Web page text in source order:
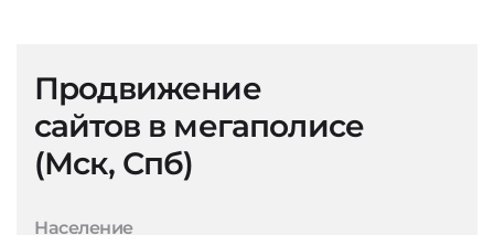
Продвижение
сайтов в мегаполисе
(Мск, Спб)
Население